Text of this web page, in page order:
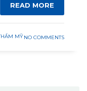
READ MORE
MỸ NO COMMENTS